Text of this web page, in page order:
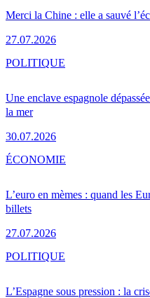
Merci la Chine : elle a sauvé
27.07.2026
Une enclave espagnole
la mer
30.07.2026
POLITIQUE
L’euro en mèmes : quand les
billets
27.07.2026
ÉCONOMIE
L’Espagne sous pression : la
POLITIQUE